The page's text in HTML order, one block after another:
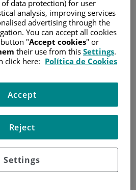
del Instituto de
la Fundación Jiménez Díaz
data protection) for user
analysis, improving services
advertising through the
You can accept all cookies
"Accept cookies" or
their use from this Settings.
click here: Política de Cookies
Settings
Reject
Accept